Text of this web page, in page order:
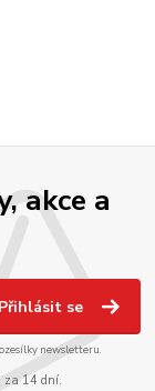
akce a
Přihlásit se
newsletteru.
za 14 dní.